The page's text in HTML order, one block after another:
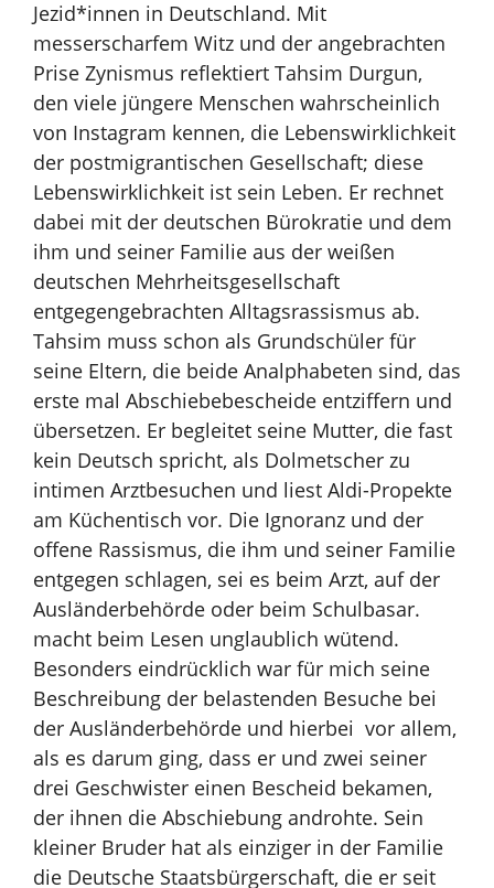
Jezid*innen in Deutschland. Mit
messerscharfem Witz und der angebrachten
Prise Zynismus reflektiert Tahsim Durgun,
den viele jüngere Menschen wahrscheinlich
von Instagram kennen, die Lebenswirklichkeit
der postmigrantischen Gesellschaft; diese
Lebenswirklichkeit ist sein Leben. Er rechnet
dabei mit der deutschen Bürokratie und dem
ihm und seiner Familie aus der weißen
deutschen Mehrheitsgesellschaft
entgegengebrachten Alltagsrassismus ab.
Tahsim muss schon als Grundschüler für
seine Eltern, die beide Analphabeten sind, das
erste mal Abschiebebescheide entziffern und
übersetzen. Er begleitet seine Mutter, die fast
kein Deutsch spricht, als Dolmetscher zu
intimen Arztbesuchen und liest Aldi-Propekte
am Küchentisch vor. Die Ignoranz und der
offene Rassismus, die ihm und seiner Familie
entgegen schlagen, sei es beim Arzt, auf der
Ausländerbehörde oder beim Schulbasar.
macht beim Lesen unglaublich wütend.
Besonders eindrücklich war für mich seine
Beschreibung der belastenden Besuche bei
der Ausländerbehörde und hierbei vor allem,
als es darum ging, dass er und zwei seiner
drei Geschwister einen Bescheid bekamen,
der ihnen die Abschiebung androhte. Sein
kleiner Bruder hat als einziger in der Familie
die Deutsche Staatsbürgerschaft, die er seit